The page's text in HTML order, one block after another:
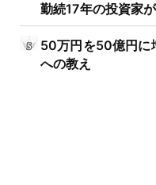
勤続17年の投資家
50万円を50億円に
への教え